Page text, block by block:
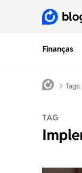
Finanças
TAG